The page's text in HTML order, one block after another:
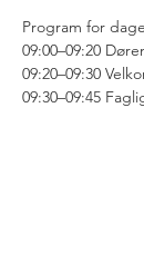
Program for
09:00–09:20
09:20–09:30
09:30–09:45